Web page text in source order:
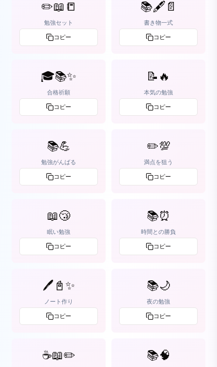
✏️📖📒
勉強セット
コピー
📚🖋️📄
書き物一式
コピー
🎓📚✨
合格祈願
コピー
📝🔥
本気の勉強
コピー
📚💪
勉強がんばる
コピー
✏️💯
満点を狙う
コピー
📖😴
眠い勉強
コピー
📚⏰
時間との勝負
コピー
🖊️📓✨
ノート作り
コピー
📚🌙
夜の勉強
コピー
☕📖✏️ 📚🧠